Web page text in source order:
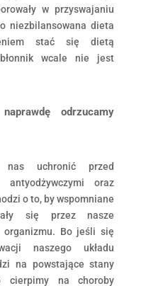
w przyswajaniu
niezbilansowana dieta
stać się dietą
wcale nie jest
odrzucamy
uchronić przed
antyodżywczymi oraz
o to, by wspomniane
się przez nasze
Bo jeśli się
naszego układu
na powstające stany
cierpimy na choroby